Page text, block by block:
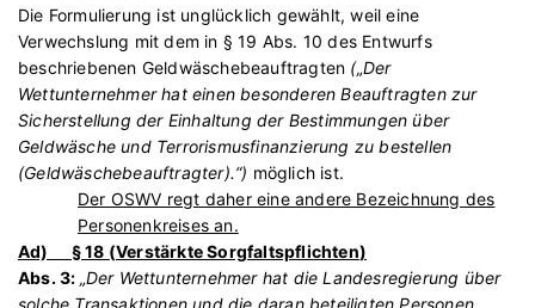
Die Formulierung ist unglücklich gewählt, weil eine
Verwechslung mit dem in § 19 Abs. 10 des Entwurfs
beschriebenen Geldwäschebeauftragten („Der
Wettunternehmer hat einen besonderen Beauftragten zur
Sicherstellung der Einhaltung der Bestimmungen über
Geldwäsche und Terrorismusfinanzierung zu bestellen
(Geldwäschebeauftragter).“) möglich ist.
Der OSWV regt daher eine andere Bezeichnung des
Personenkreises an.
Ad) § 18 (Verstärkte Sorgfaltspflichten)
Abs. 3: „Der Wettunternehmer hat die Landesregierung über
solche Transaktionen und die daran beteiligten Personen